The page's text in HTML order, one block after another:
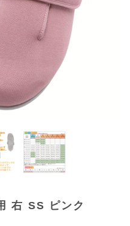
右 SS ピンク